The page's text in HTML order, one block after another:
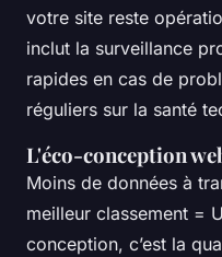
votre site reste
inclut la surveillance
rapides en cas de
réguliers sur la santé
L'éco-conception
Moins de données à
meilleur classement =
conception, c’est la